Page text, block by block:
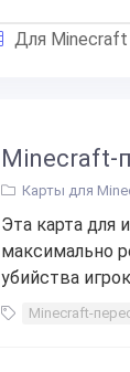
Для Minecraft
Minecraft-
Карты для
Эта карта для
максимально
убийства
Minecraft-